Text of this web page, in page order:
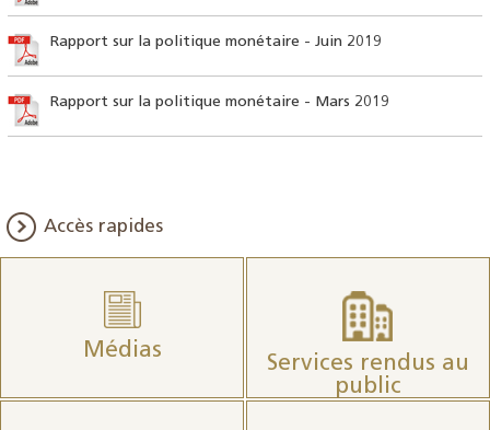
Rapport sur la politique monétaire - Juin 2019
Rapport sur la politique monétaire - Mars 2019
Accès rapides
Médias
Services rendus au
public